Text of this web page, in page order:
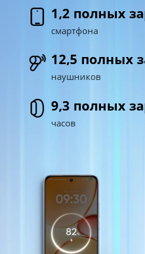
часов
9,3 полных
наушников
12,5 полных
смартфона
1,2 полных